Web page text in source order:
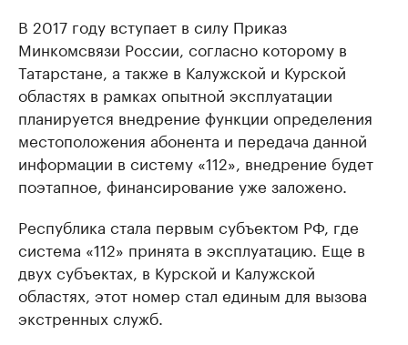
В 2017 году вступает в силу Приказ
Минкомсвязи России, согласно которому в
Татарстане, а также в Калужской и Курской
областях в рамках опытной эксплуатации
планируется внедрение функции определения
местоположения абонента и передача данной
информации в систему «112», внедрение будет
поэтапное, финансирование уже заложено.
Республика стала первым субъектом РФ, где
система «112» принята в эксплуатацию. Еще в
двух субъектах, в Курской и Калужской
областях, этот номер стал единым для вызова
экстренных служб.